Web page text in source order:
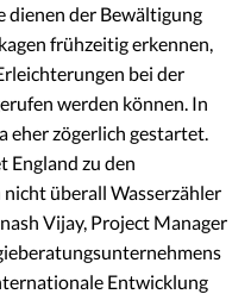
dienen der Bewältigung
frühzeitig erkennen,
bei der
werden können. In
eher zögerlich gestartet.
England zu den
überall Wasserzähler
Vijay, Project Manager
Entwicklung